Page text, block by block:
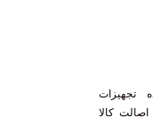
تجهیزات
کالا